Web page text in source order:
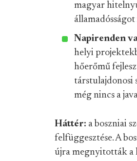
magyar
államadósságot
Napirenden
helyi
hőerőmű
társtulajdonosi
még nincs a
Háttér: a boszniai
felfüggesztése. A
újra megnyitották a